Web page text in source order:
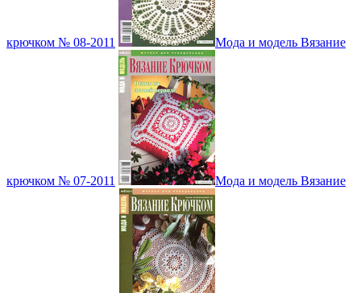
крючком № 08-2011 Мода и модель Вязание
крючком № 07-2011 Мода и модель Вязание